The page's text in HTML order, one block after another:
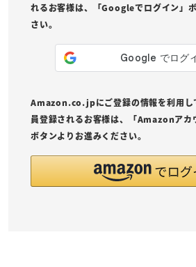
れるお客様は、「Googleでログイン」
さい。
Amazon.co.jpにご登録の情報を利用し
員登録されるお客様は、「Amazonアカ
ボタンよりお進みください。